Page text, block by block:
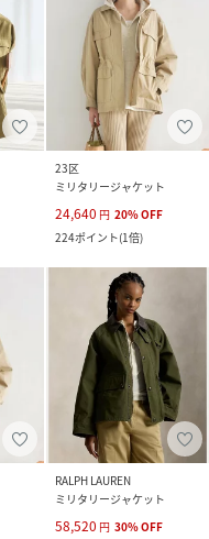
23区
ミリタリージャケット
24,640 円 20%OFF
224ポイント(1倍)
RALPH LAUREN
ミリタリージャケット
58,520 円 30%OFF